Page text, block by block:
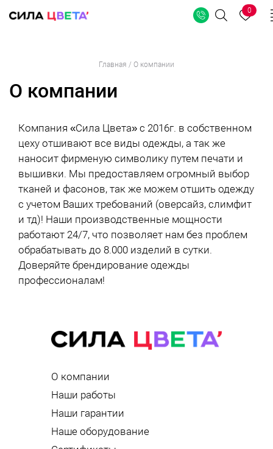
содержимому
Поиск
0
Главная / О компании
О компании
Компания «Сила Цвета» с 2016г. в собственном
цеху отшивают все виды одежды, а так же
наносит фирменую символику путем печати и
вышивки. Мы предоставляем огромный выбор
тканей и фасонов, так же можем отшить одежду
с учетом Ваших требований (оверсайз, слимфит
и тд)! Наши производственные мощности
работают 24/7, что позволяет нам без проблем
обрабатывать до 8.000 изделий в сутки.
Доверяйте брендирование одежды
профессионалам!
О компании
Наши работы
Наши гарантии
Наше оборудование